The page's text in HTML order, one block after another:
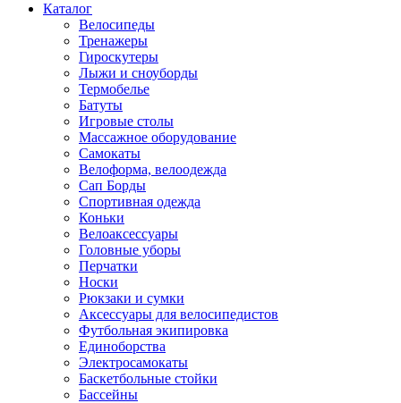
Каталог
Велосипеды
Тренажеры
Гироскутеры
Лыжи и сноуборды
Термобелье
Батуты
Игровые столы
Массажное оборудование
Самокаты
Велоформа, велоодежда
Сап Борды
Спортивная одежда
Коньки
Велоаксессуары
Головные уборы
Перчатки
Носки
Рюкзаки и сумки
Аксессуары для велосипедистов
Футбольная экипировка
Единоборства
Электросамокаты
Баскетбольные стойки
Бассейны